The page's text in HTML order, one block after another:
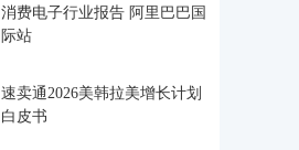
消费电子行业报告 阿里巴巴国
际站
速卖通2026美韩拉美增长计划
白皮书